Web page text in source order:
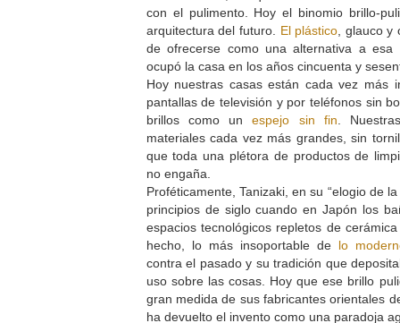
con el pulimento. Hoy el binomio brillo-
arquitectura del futuro. El plástico , glauco
de ofrecerse como una alternativa a esa
ocupó la casa en los años cincuenta y
Hoy nuestras casas están cada vez más
pantallas de televisión y por teléfonos sin
brillos como unespejo sin fin .
materiales cada vez más grandes, sin
que toda una plétora de productos de
no engaña.
Proféticamente, Tanizaki, en su “elogio de
principios de siglo cuando en Japón los
espacios tecnológicos repletos de
hecho, lo más insoportable de lo
contra el pasado y su tradición que
uso sobre las cosas. Hoy que ese brillo
gran medida de sus fabricantes orientales
ha devuelto el invento como una paradoja